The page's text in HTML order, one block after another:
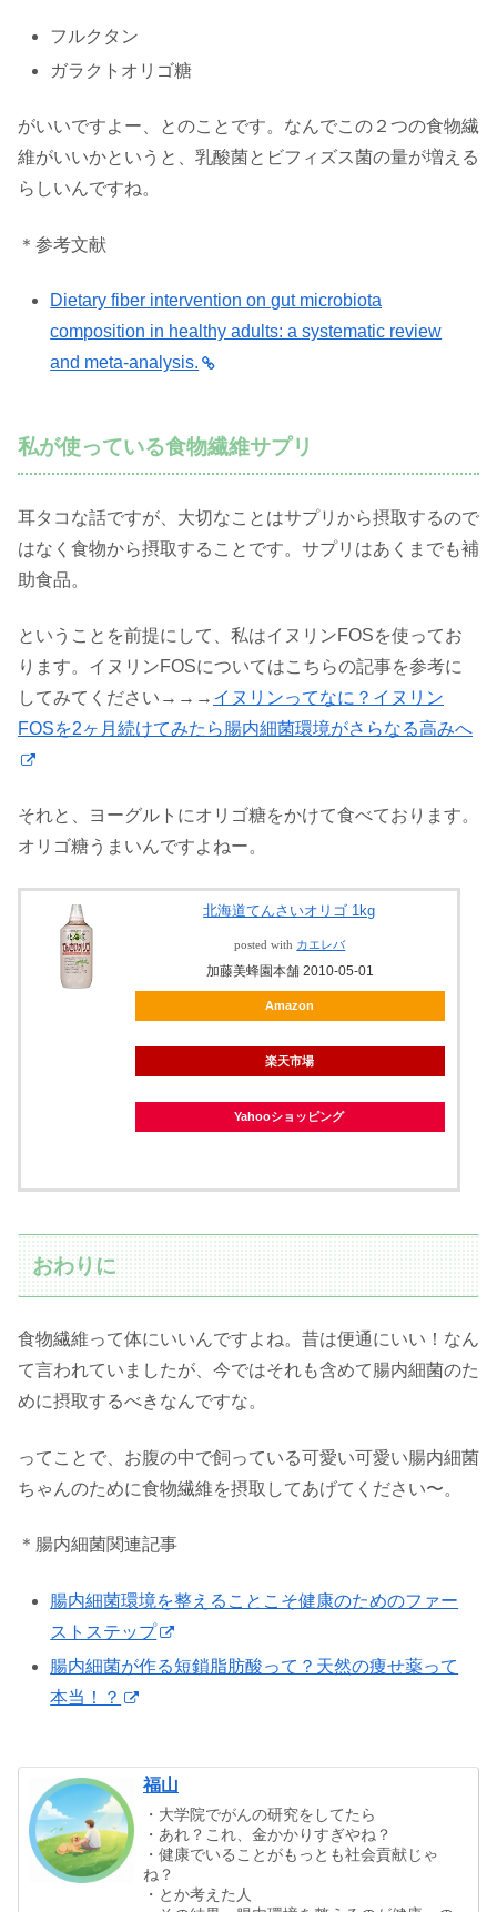
フルクタン
ガラクトオリゴ糖
がいいですよー、とのことです。なんでこの２つの食物繊
維がいいかというと、乳酸菌とビフィズス菌の量が増える
らしいんですね。
＊参考文献
Dietary fiber intervention on gut microbiota
composition in healthy adults: a systematic review
and meta-analysis.
私が使っている食物繊維サプリ
耳タコな話ですが、大切なことはサプリから摂取するので
はなく食物から摂取することです。サプリはあくまでも補
助食品。
ということを前提にして、私はイヌリンFOSを使ってお
ります。イヌリンFOSについてはこちらの記事を参考に
してみてください→→→ イヌリンってなに？イヌリン
FOSを2ヶ月続けてみたら腸内細菌環境がさらなる高みへ
それと、ヨーグルトにオリゴ糖をかけて食べております。
オリゴ糖うまいんですよねー。
北海道てんさいオリゴ 1kg
posted with カエレバ
加藤美蜂園本舗 2010-05-01
Amazon
楽天市場
Yahooショッピング
おわりに
食物繊維って体にいいんですよね。昔は便通にいい！なん
て言われていましたが、今ではそれも含めて腸内細菌のた
めに摂取するべきなんですな。
ってことで、お腹の中で飼っている可愛い可愛い腸内細菌
ちゃんのために食物繊維を摂取してあげてください〜。
＊腸内細菌関連記事
腸内細菌環境を整えることこそ健康のためのファー
ストステップ
腸内細菌が作る短鎖脂肪酸って？天然の痩せ薬って
本当！？
福山
・大学院でがんの研究をしてたら
・あれ？これ、金かかりすぎやね？
・健康でいることがもっとも社会貢献じゃ
ね？
・とか考えた人